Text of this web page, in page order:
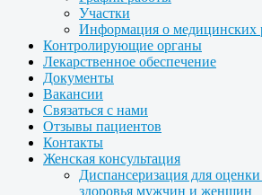
Участки
Информация о медицинских
Контролирующие органы
Лекарственное обеспечение
Документы
Вакансии
Связаться с нами
Отзывы пациентов
Контакты
Женская консультация
Диспансеризация для
здоровья мужчин и женщин